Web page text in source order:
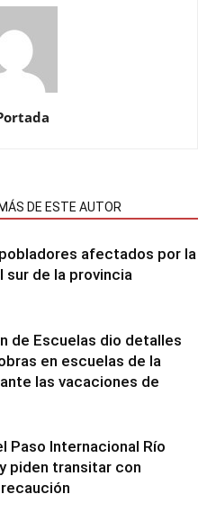
MÁS DE ESTE AUTOR
afectados por la
sur de la provincia
de Escuelas dio detalles
en escuelas de la
las vacaciones de
Paso Internacional Río
piden transitar con